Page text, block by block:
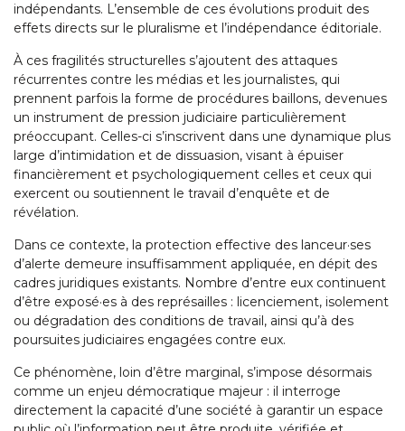
indépendants. L’ensemble de ces évolutions produit des
effets directs sur le pluralisme et l’indépendance éditoriale.
À ces fragilités structurelles s’ajoutent des attaques
récurrentes contre les médias et les journalistes, qui
prennent parfois la forme de procédures baillons, devenues
un instrument de pression judiciaire particulièrement
préoccupant. Celles-ci s’inscrivent dans une dynamique plus
large d’intimidation et de dissuasion, visant à épuiser
financièrement et psychologiquement celles et ceux qui
exercent ou soutiennent le travail d’enquête et de
révélation.
Dans ce contexte, la protection effective des lanceur·ses
d’alerte demeure insuffisamment appliquée, en dépit des
cadres juridiques existants. Nombre d’entre eux continuent
d’être exposé·es à des représailles : licenciement, isolement
ou dégradation des conditions de travail, ainsi qu’à des
poursuites judiciaires engagées contre eux.
Ce phénomène, loin d’être marginal, s’impose désormais
comme un enjeu démocratique majeur : il interroge
directement la capacité d’une société à garantir un espace